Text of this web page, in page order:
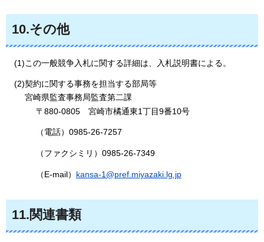
10.その他
(1)この一般競争入札に関する詳細は、入札説明書による。
(2)契約に関する事務を担当する部局等
宮崎県監査事務局監査第二課
〒880-0805
宮崎市橘通東1丁目9番10号
（電話）0985-26-7257
（ファクシミリ）0985-26-7349
（E-mail） kansa-1@pref.miyazaki.lg.jp
11.関連書類